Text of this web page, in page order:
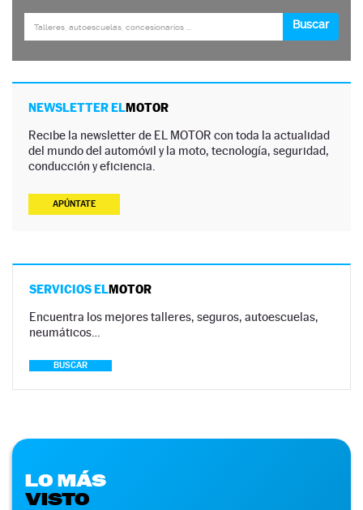
NEWSLETTER ELMOTOR
Recibe la newsletter de EL MOTOR con toda la actualidad
del mundo del automóvil y la moto, tecnología, seguridad,
conducción y eficiencia.
APÚNTATE
SERVICIOS ELMOTOR
Encuentra los mejores talleres, seguros, autoescuelas,
neumáticos…
BUSCAR
LO MÁS
VISTO